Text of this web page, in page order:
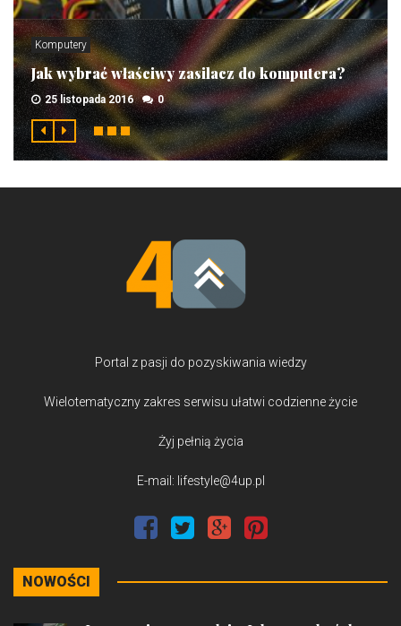
Komputery
Jak wybrać właściwy zasilacz do komputera?
25 listopada 2016 0
Portal z pasji do pozyskiwania wiedzy
Wielotematyczny zakres serwisu ułatwi codzienne życie
Żyj pełnią życia
E-mail: lifestyle@4up.pl
NOWOŚCI